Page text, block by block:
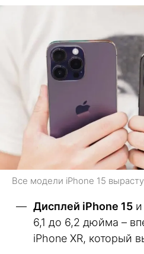
Все модели iPhone 15
Дисплей iPhone 15
6,1 до 6,2 дюйма –
iPhone XR, который